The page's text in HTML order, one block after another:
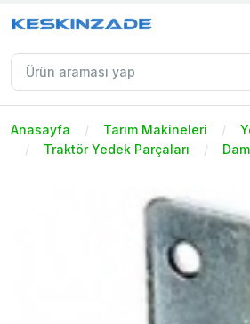
Anasayfa Tarım Makineleri
Traktör Yedek Parçaları